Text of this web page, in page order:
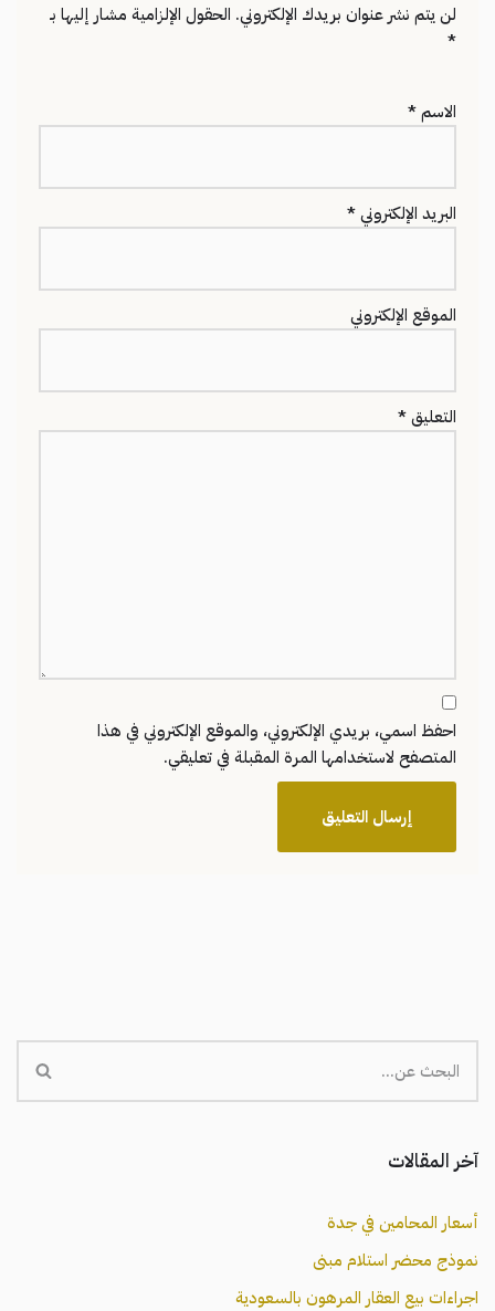
لن يتم نشر عنوان بريدك الإلكتروني. الحقول الإلزامية مشار إليها بـ
*
الاسم*
البريد الإلكتروني*
الموقع الإلكتروني
التعليق*
احفظ اسمي، بريدي الإلكتروني، والموقع الإلكتروني في هذا
المتصفح لاستخدامها المرة المقبلة في تعليقي.
آخر المقالات
أسعار المحامين في جدة
نموذج محضر استلام مبنى
اجراءات بيع العقار المرهون بالسعودية